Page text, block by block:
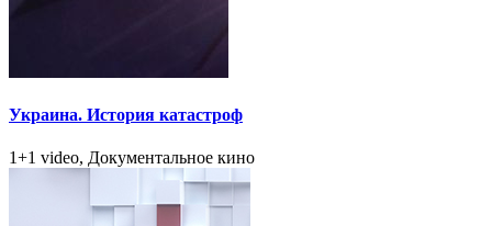
Украина. История катастроф
1+1 video, Документальное кино